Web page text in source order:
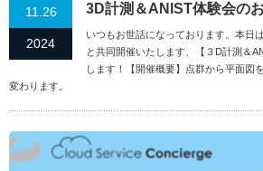
11.26
2024
3D計測＆ANIST体験会の
いつもお世話になっております。本日
と共同開催いたします、【３D計測＆
します！【開催概要】点群から平面図
変わります。